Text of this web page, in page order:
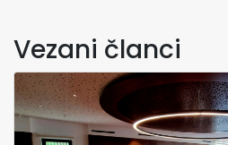
Vezani članci